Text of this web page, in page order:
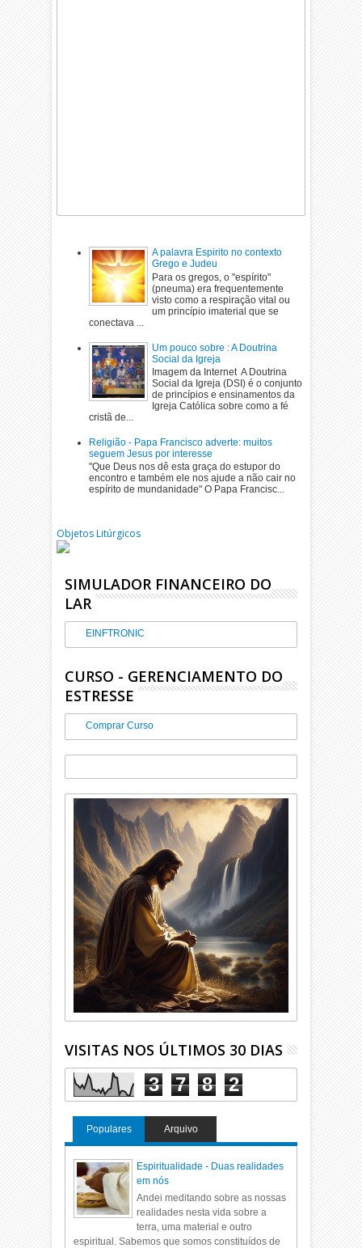
A palavra Espirito no contexto
Grego e Judeu
Para os gregos, o "espírito"
(pneuma) era frequentemente
visto como a respiração vital ou
um princípio imaterial que se
conectava ...
Um pouco sobre : A Doutrina
Social da Igreja
Imagem da Internet A Doutrina
Social da Igreja (DSI) é o conjunto
de princípios e ensinamentos da
Igreja Católica sobre como a fé
cristã de...
Religião - Papa Francisco adverte: muitos
seguem Jesus por interesse
"Que Deus nos dê esta graça do estupor do
encontro e também ele nos ajude a não cair no
espírito de mundanidade" O Papa Francisc...
Objetos Litúrgicos
SIMULADOR FINANCEIRO DO
LAR
EINFTRONIC
CURSO - GERENCIAMENTO DO
ESTRESSE
Comprar Curso
VISITAS NOS ÚLTIMOS 30 DIAS
3 7 8 2
Populares Arquivo
Espiritualidade - Duas realidades
em nós
Andei meditando sobre as nossas
realidades nesta vida sobre a
terra, uma material e outro
espiritual. Sabemos que somos constituídos de